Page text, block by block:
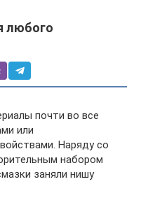
любого
почти во все
или
Наряду со
набором
заняли нишу